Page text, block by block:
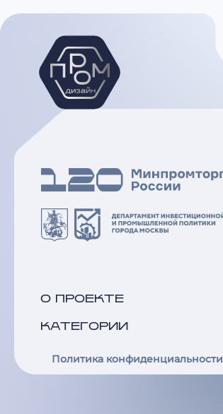
О ПРОЕКТЕ
КАТЕГОРИИ
Политика конфиденциальности